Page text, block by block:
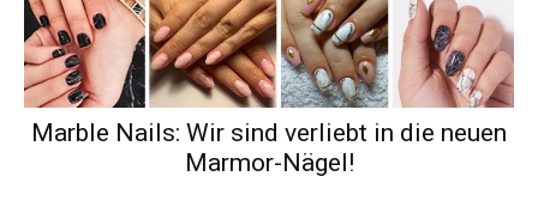
Marble Nails: Wir sind verliebt in die neuen
Marmor-Nägel!